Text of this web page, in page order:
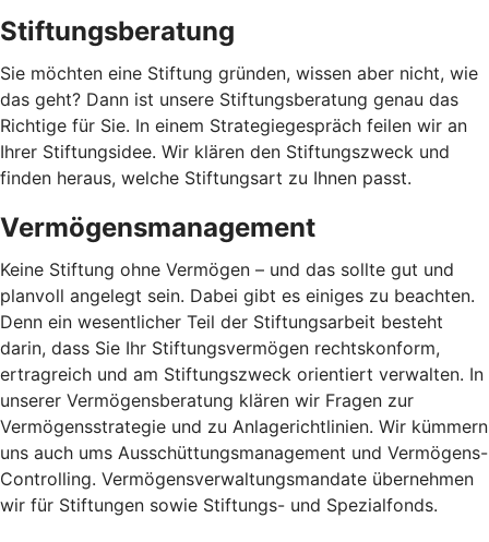
Stiftungsberatung
Sie möchten eine Stiftung gründen, wissen aber nicht, wie
das geht? Dann ist unsere Stiftungsberatung genau das
Richtige für Sie. In einem Strategiegespräch feilen wir an
Ihrer Stiftungsidee. Wir klären den Stiftungszweck und
finden heraus, welche Stiftungsart zu Ihnen passt.
Vermögensmanagement
Keine Stiftung ohne Vermögen – und das sollte gut und
planvoll angelegt sein. Dabei gibt es einiges zu beachten.
Denn ein wesentlicher Teil der Stiftungsarbeit besteht
darin, dass Sie Ihr Stiftungsvermögen rechtskonform,
ertragreich und am Stiftungszweck orientiert verwalten. In
unserer Vermögensberatung klären wir Fragen zur
Vermögensstrategie und zu Anlagerichtlinien. Wir kümmern
uns auch ums Ausschüttungsmanagement und Vermögens-
Controlling. Vermögensverwaltungsmandate übernehmen
wir für Stiftungen sowie Stiftungs- und Spezialfonds.